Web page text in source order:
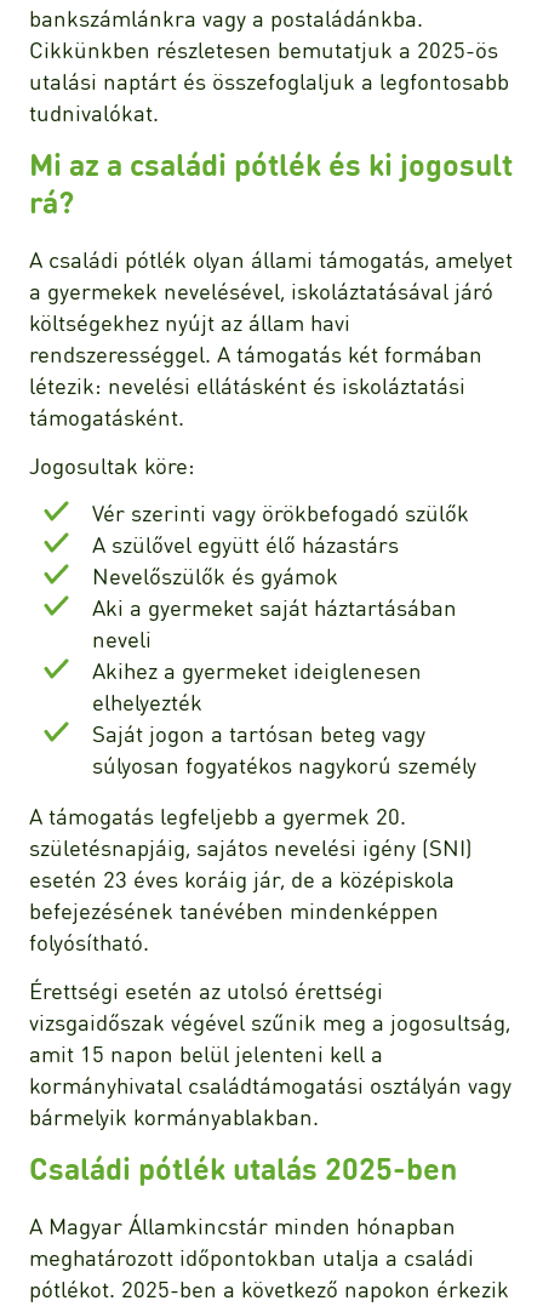
bankszámlánkra vagy a postaládánkba.
Cikkünkben részletesen bemutatjuk a 2025-ös
utalási naptárt és összefoglaljuk a legfontosabb
tudnivalókat.
Mi az a családi pótlék és ki jogosult
rá?
A családi pótlék olyan állami támogatás, amelyet
a gyermekek nevelésével, iskoláztatásával járó
költségekhez nyújt az állam havi
rendszerességgel. A támogatás két formában
létezik: nevelési ellátásként és iskoláztatási
támogatásként.
Jogosultak köre:
Vér szerinti vagy örökbefogadó szülők
A szülővel együtt élő házastárs
Nevelőszülők és gyámok
Aki a gyermeket saját háztartásában
neveli
Akihez a gyermeket ideiglenesen
elhelyezték
Saját jogon a tartósan beteg vagy
súlyosan fogyatékos nagykorú személy
A támogatás legfeljebb a gyermek 20.
születésnapjáig, sajátos nevelési igény (SNI)
esetén 23 éves koráig jár, de a középiskola
befejezésének tanévében mindenképpen
folyósítható.
Érettségi esetén az utolsó érettségi
vizsgaidőszak végével szűnik meg a jogosultság,
amit 15 napon belül jelenteni kell a
kormányhivatal családtámogatási osztályán vagy
bármelyik kormányablakban.
Családi pótlék utalás 2025-ben
A Magyar Államkincstár minden hónapban
meghatározott időpontokban utalja a családi
pótlékot. 2025-ben a következő napokon érkezik